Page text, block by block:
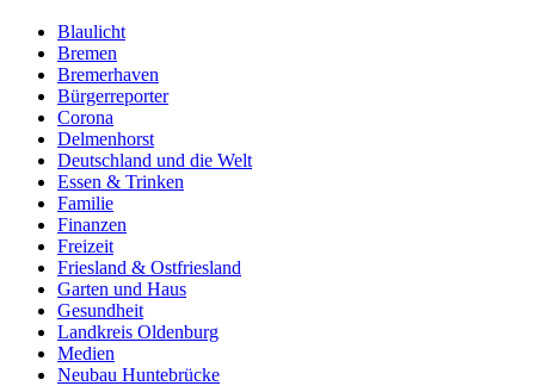
Blaulicht
Bremen
Bremerhaven
Bürgerreporter
Corona
Delmenhorst
Deutschland und die Welt
Essen & Trinken
Familie
Finanzen
Freizeit
Friesland & Ostfriesland
Garten und Haus
Gesundheit
Landkreis Oldenburg
Medien
Neubau Huntebrücke